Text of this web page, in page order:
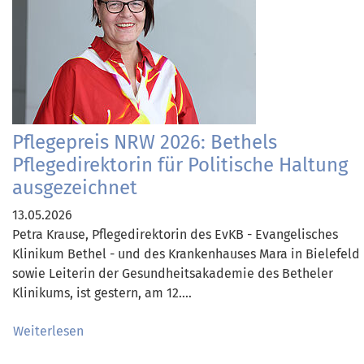
Pflegepreis NRW 2026: Bethels
Pflegedirektorin für Politische Haltung
ausgezeichnet
13.05.2026
Petra Krause, Pflegedirektorin des EvKB - Evangelisches
Klinikum Bethel - und des Krankenhauses Mara in Bielefeld
sowie Leiterin der Gesundheitsakademie des Betheler
Klinikums, ist gestern, am 12.…
Weiterlesen